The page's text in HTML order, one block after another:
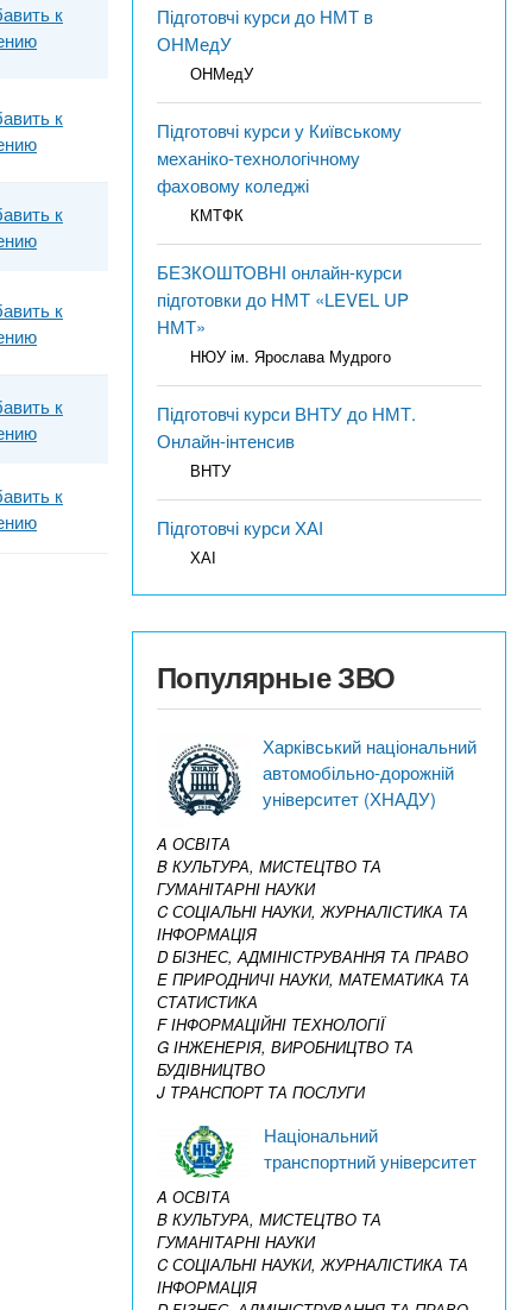
к
к
к
к
к
к
Підготовчі курси до НМТ в
ОНМедУ
ОНМедУ
Підготовчі курси у Київському
механіко-технологічному
фаховому коледжі
КМТФК
БЕЗКОШТОВНІ онлайн-курси
підготовки до НМТ «LEVEL UP
НМТ»
НЮУ ім. Ярослава Мудрого
Підготовчі курси ВНТУ до НМТ.
Онлайн-інтенсив
ВНТУ
Підготовчі курси ХАІ
ХАІ
Популярные ЗВО
Харківський національний
автомобільно-дорожній
університет (ХНАДУ)
A ОСВІТА
B КУЛЬТУРА, МИСТЕЦТВО ТА
ГУМАНІТАРНІ НАУКИ
C СОЦІАЛЬНІ НАУКИ, ЖУРНАЛІСТИКА ТА
ІНФОРМАЦІЯ
D БІЗНЕС, АДМІНІСТРУВАННЯ ТА ПРАВО
E ПРИРОДНИЧІ НАУКИ, МАТЕМАТИКА ТА
СТАТИСТИКА
F ІНФОРМАЦІЙНІ ТЕХНОЛОГІЇ
G ІНЖЕНЕРІЯ, ВИРОБНИЦТВО ТА
БУДІВНИЦТВО
J ТРАНСПОРТ ТА ПОСЛУГИ
Національний
транспортний університет
A ОСВІТА
B КУЛЬТУРА, МИСТЕЦТВО ТА
ГУМАНІТАРНІ НАУКИ
C СОЦІАЛЬНІ НАУКИ, ЖУРНАЛІСТИКА ТА
ІНФОРМАЦІЯ